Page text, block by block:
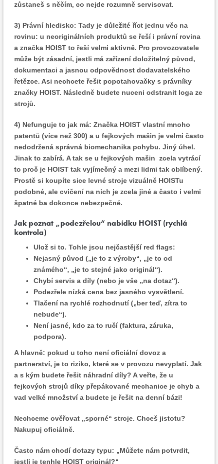
zůstaneš s něčím, co nejde rozumně servisovat.
3) Právní hledisko: Tady je důležité říct jednu věc na
rovinu: u neoriginálních produktů se řeší i právní rovina
a značka HOIST to řeší velmi aktivně. Pro provozovatele
může být zásadní, jestli má zařízení doložitelný původ,
dokumentaci a jasnou odpovědnost dodavatelského
řetězce. Asi nechcete řešit popotahovačky s právníky
značky HOIST. Následně budete nuceni odstranit loga ze
strojů.
4) Nefunguje to jak má: Značka HOIST vlastní mnoho
patentů (více než 300) a u fejkových mašin je velmi často
nedodržená správná biomechanika pohybu. Jiný úhel.
Jinak to zabírá. A tak se u fejkových mašin zcela vytrácí
to proč je HOIST tak vyjímečný a mezi lidmi tak oblíbený.
Prostě si koupíte sice levné stroje vizuálně HOISTu
podobné, ale cvičení na nich je zcela jiné a často i velmi
špatné ba dokonce nebezpečné.
Jak poznat „podezřelou“ nabídku HOIST (rychlá
kontrola)
Ulož si to. Tohle jsou nejčastější red flags:
Nejasný původ („je to z výroby“, „je to od
známého“, „je to stejné jako originál“).
Chybí servis a díly (nebo je vše „na dotaz“).
Podezřele nízká cena bez jasného vysvětlení.
Tlačení na rychlé rozhodnutí („ber teď, zítra to
nebude“).
Není jasné, kdo za to ručí (faktura, záruka,
podpora).
A hlavně: pokud u toho není oficiální dovoz a
partnerství, je to riziko, které se v provozu nevyplatí. Jak
a s kým budete řešit náhradní díly? A veřte, že u
fejkových strojů díky přepákované mechanice je chyb a
vad velké množství a budete je řešit na denní bázi!
Nechceme ověřovat „sporné“ stroje. Chceš jistotu?
Nakupuj oficiálně.
Často nám chodí dotazy typu: „Můžete nám potvrdit,
jestli je tenhle HOIST originál?“